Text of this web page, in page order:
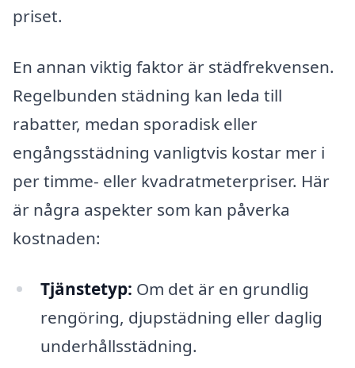
priset.
En annan viktig faktor är städfrekvensen.
Regelbunden städning kan leda till
rabatter, medan sporadisk eller
engångsstädning vanligtvis kostar mer i
per timme- eller kvadratmeterpriser. Här
är några aspekter som kan påverka
kostnaden:
Tjänstetyp: Om det är en grundlig
rengöring, djupstädning eller daglig
underhållsstädning.